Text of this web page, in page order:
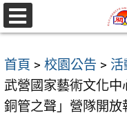
跳
至
要
內
容
選
單
首頁 > 校園公告 > 活
武營國家藝術文化
銅管之聲」營隊開放